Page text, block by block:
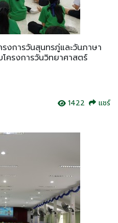
งการวันสุนทรภู่และวันภาษา
ครงการวันวิทยาศาสตร์
1422
แชร์